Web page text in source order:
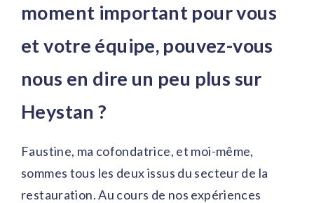
moment important pour vous
et votre équipe, pouvez-vous
nous en dire un peu plus sur
Heystan ?
Faustine, ma cofondatrice, et moi-même,
sommes tous les deux issus du secteur de la
restauration. Au cours de nos expériences